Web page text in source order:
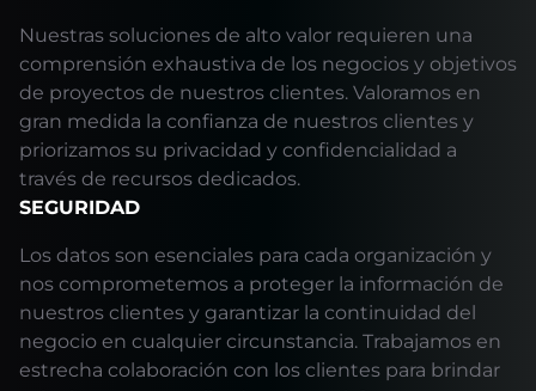
Nuestras soluciones de alto valor requieren una
comprensión exhaustiva de los negocios y objetivos
de proyectos de nuestros clientes. Valoramos en
gran medida la confianza de nuestros clientes y
priorizamos su privacidad y confidencialidad a
través de recursos dedicados.
SEGURIDAD
Los datos son esenciales para cada organización y
nos comprometemos a proteger la información de
nuestros clientes y garantizar la continuidad del
negocio en cualquier circunstancia. Trabajamos en
estrecha colaboración con los clientes para brindar